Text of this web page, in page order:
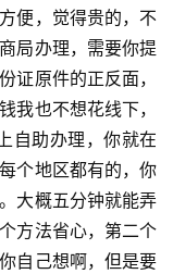
便，觉得贵的，不
局办理，需要你提
证原件的正反面，
我也不想花线下，
自助办理，你就在
个地区都有的，你
大概五分钟就能弄
方法省心，第二个
自己想啊，但是要